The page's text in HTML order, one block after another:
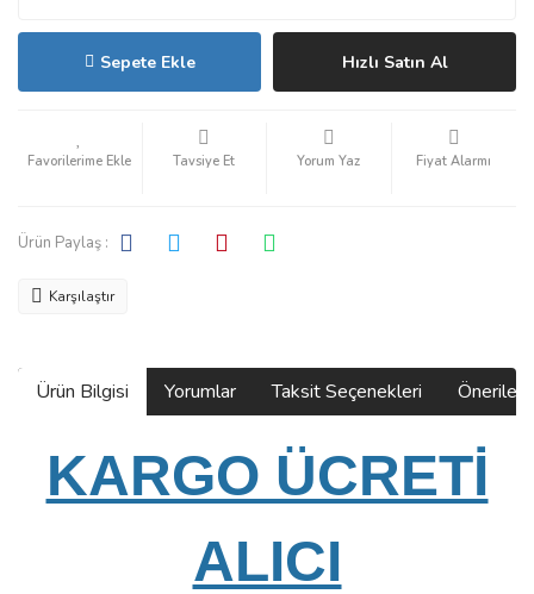
Sepete Ekle Hızlı Satın Al
Tavsiye Et Yorum Yaz Fiyat Alarmı
Ürün Paylaş :
Karşılaştır
Ürün Bilgisi Yorumlar Taksit Seçenekleri
KARGO ÜCRETİ
ALICI